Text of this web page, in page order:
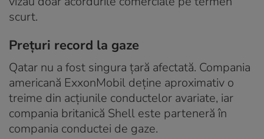
scurt.
Prețuri record la gaze
Qatar nu a fost singura țară afectată. Compania
americană ExxonMobil deține aproximativ o
treime din acțiunile conductelor avariate, iar
compania britanică Shell este parteneră în
compania conductei de gaze.